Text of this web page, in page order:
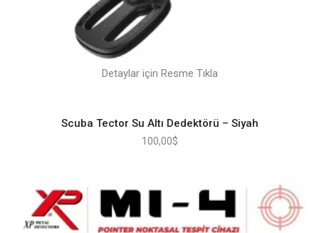
Detaylar için Resme Tıkla
Scuba Tector Su Altı Dedektörü – Siyah
100,00$